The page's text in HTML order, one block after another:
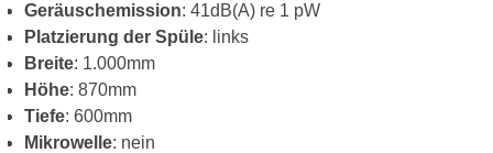
Geräuschemission: 41dB(A) re 1 pW
Platzierung der Spüle: links
Breite: 1.000mm
Höhe: 870mm
Tiefe: 600mm
Mikrowelle: nein